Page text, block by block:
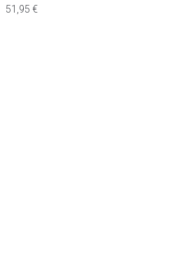
51,95 €